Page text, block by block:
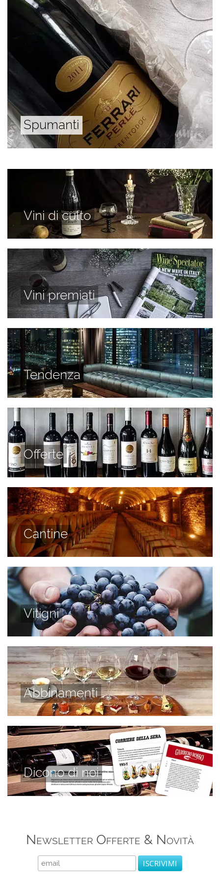
Spumanti
Vini di culto
Vini premiati
Tendenza
Offerte
Cantine
Vitigni
Abbinamenti
Dicono di noi
Newsletter Offerte & Novità